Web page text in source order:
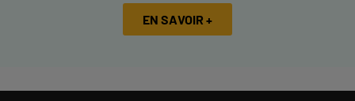
EN SAVOIR +